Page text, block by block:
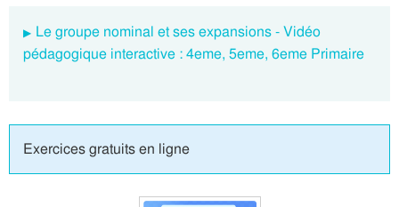
Le groupe nominal et ses expansions - Vidéo
pédagogique interactive : 4eme, 5eme, 6eme Primaire
Exercices gratuits en ligne